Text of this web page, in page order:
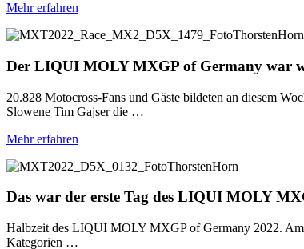
Mehr erfahren
Der LIQUI MOLY MXGP of Germany war
20.828 Motocross-Fans und Gäste bildeten an diesem
Slowene Tim Gajser die …
Mehr erfahren
Das war der erste Tag des LIQUI MOLY
Halbzeit des LIQUI MOLY MXGP of Germany 2022. Am
Kategorien …